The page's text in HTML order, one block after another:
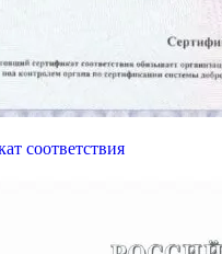
соответствия